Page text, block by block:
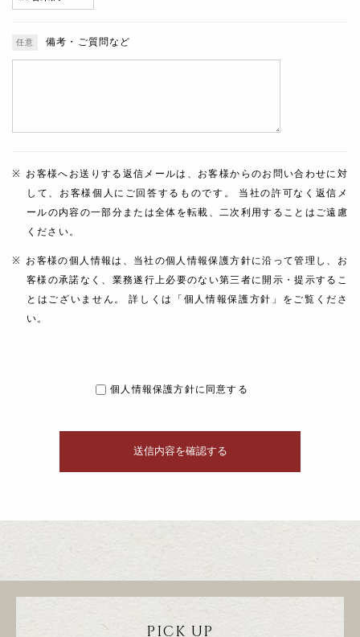
備考・ご質問など
お客様へお送りする返信メールは、お客様からのお問い合わせに対
して、お客様個人にご回答するものです。 当社の許可なく返信メ
ールの内容の一部分または全体を転載、二次利用することはご遠慮
ください。
お客様の個人情報は、当社の個人情報保護方針に沿って管理し、お
客様の承諾なく、業務遂行上必要のない第三者に開示・提示するこ
とはございません。 詳しくは「個人情報保護方針」をご覧くださ
い。
個人情報保護方針に同意する
PICK UP